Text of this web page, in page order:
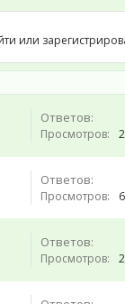
или
Ответов:
Просмотров:
Ответов:
Просмотров:
Ответов:
Просмотров: